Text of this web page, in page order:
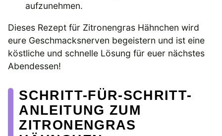
aufzunehmen.
Dieses Rezept für Zitronengras Hähnchen wird
eure Geschmacksnerven begeistern und ist eine
köstliche und schnelle Lösung für euer nächstes
Abendessen!
SCHRITT-FÜR-SCHRITT-
ANLEITUNG ZUM
ZITRONENGRAS